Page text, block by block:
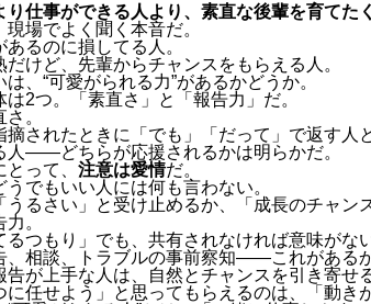
り仕事ができる人より、素直な後輩を育てた
現場でよく聞く本音だ。
あるのに損してる人。
だけど、先輩からチャンスをもらえる人。
は、“可愛がられる力”があるかどうか。
は2つ。「素直さ」と「報告力」だ。
。
摘されたときに「でも」「だって」で返す
人――どちらが応援されるかは明らかだ。
って、 注意は愛情だ。
うでもいい人には何も言わない。
うるさい」と受け止めるか、「成長のチャン
。
るつもり」でも、共有されなければ意味がない
、相談、トラブルの事前察知――これがある
告が上手な人は、自然とチャンスを引き寄せる
に任せよう」と思ってもらえるのは、「動き